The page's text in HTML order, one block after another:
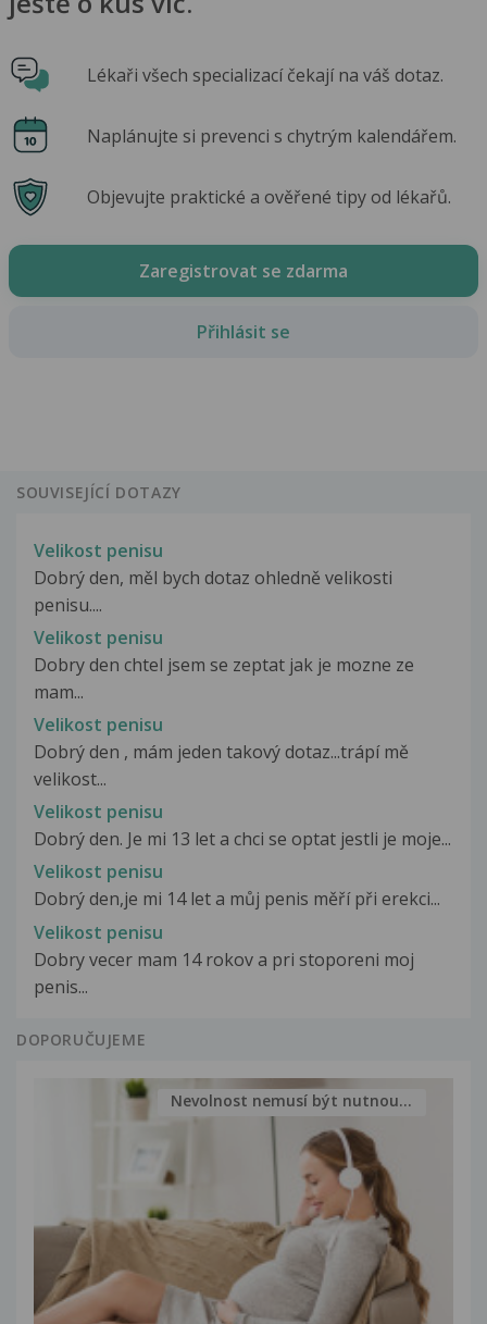
Lékaři všech specializací čekají na váš dotaz.
Naplánujte si prevenci s chytrým kalendářem.
Objevujte praktické a ověřené tipy od lékařů.
Zaregistrovat se zdarma
Přihlásit se
SOUVISEJÍCÍ DOTAZY
Velikost penisu
Dobrý den, měl bych dotaz ohledně velikosti
penisu....
Velikost penisu
Dobry den chtel jsem se zeptat jak je mozne ze
mam...
Velikost penisu
Dobrý den , mám jeden takový dotaz...trápí mě
velikost...
Velikost penisu
Dobrý den. Je mi 13 let a chci se optat jestli je moje...
Velikost penisu
Dobrý den,je mi 14 let a můj penis měří při erekci...
Velikost penisu
Dobry vecer mam 14 rokov a pri stoporeni moj
penis...
DOPORUČUJEME
Nevolnost nemusí být nutnou...